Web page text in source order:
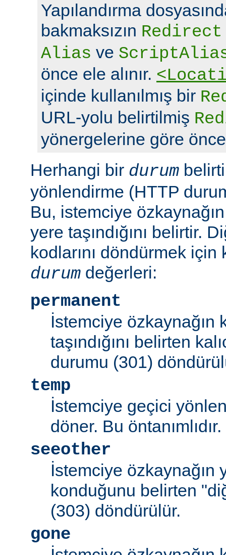
Yapılandırma
bakmaksızın Redirect
Alias ve
önce ele alınır.
içinde kullanılmış bir
URL-yolu belirtilmiş
yönergelerine göre
Herhangi bir durum
yönlendirme (HTTP
Bu, istemciye
yere taşındığını belirtir.
kodlarını döndürmek için
durum değerleri:
permanent
İstemciye özkaynağın
taşındığını belirten
durumu (301)
temp
İstemciye geçici
döner. Bu öntanımlıdır.
seeother
İstemciye özkaynağın
konduğunu belirten
(303) döndürülür.
gone